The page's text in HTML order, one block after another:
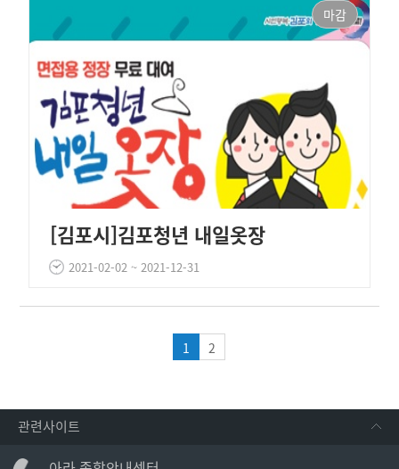
[김포시]김포청년 내일옷장
마감
2021-02-02 ~ 2021-12-31
1 2
관련사이트